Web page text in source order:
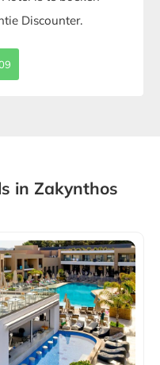
Discounter.
in Zakynthos